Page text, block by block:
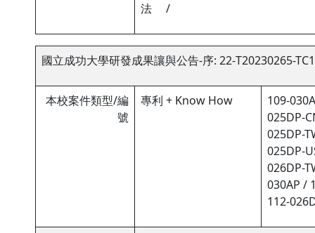
法 /
國立成功大學研發成果讓與公告-序: 22-T20230265-TC1
本校案件類型/編
號
專利 + Know How
109-
025DP-
025DP-
025DP-
026DP-
030AP /
112-